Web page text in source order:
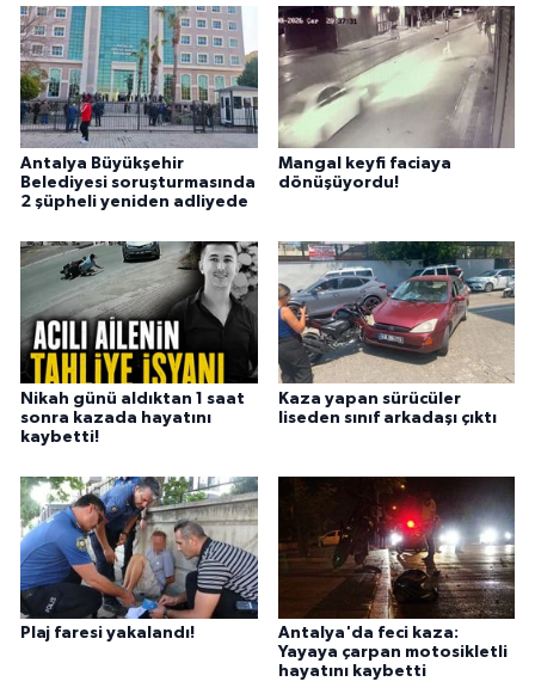
Antalya Büyükşehir
Belediyesi soruşturmasında
2 şüpheli yeniden adliyede
Mangal keyfi faciaya
dönüşüyordu!
Nikah günü aldıktan 1 saat
sonra kazada hayatını
kaybetti!
Kaza yapan sürücüler
liseden sınıf arkadaşı çıktı
Plaj faresi yakalandı!
Antalya'da feci kaza:
Yayaya çarpan motosikletli
hayatını kaybetti